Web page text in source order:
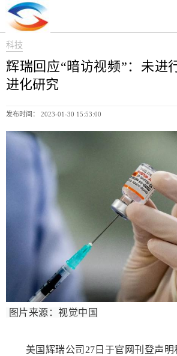
科技
辉瑞回应“暗访视频”：未进
进化研究
发布时间： 2023-01-30 15:53:00
图片来源：视觉中国
美国辉瑞公司27日于官网刊登声明